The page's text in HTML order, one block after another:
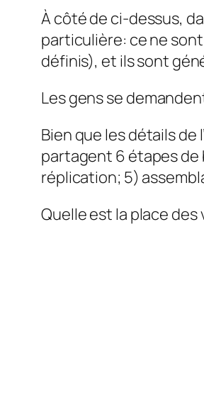
À côté de ci-dessus,
particulière: ce ne
définis), et ils sont
Les gens se
Bien que les détails
partagent 6 étapes de
réplication; 5)
Quelle est la place